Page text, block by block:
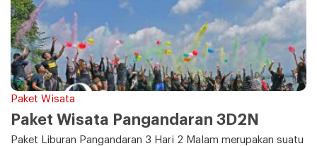
Paket Wisata
Paket Wisata Pangandaran 3D2N
Paket Liburan Pangandaran 3 Hari 2 Malam merupakan suatu